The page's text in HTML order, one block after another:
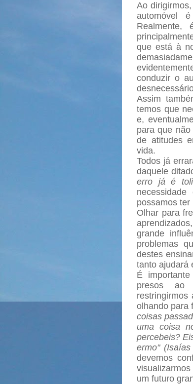
Ao
automóvel
Realmente,
que está à
conduzir o
Assim
temos que
e,
para que
de atitudes
vida.
Todos já
daquele
erro já é
possamos ter
Olhar para
grande
problemas
destes
tanto ajudará
É
presos ao
restringirmos
olhando para
coisas
uma coisa
percebeis?
ermo" (Isaías
devemos
um futuro